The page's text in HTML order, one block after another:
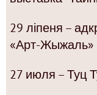
29 ліпеня –
«Арт-Жыжаль»
27 июля – Туц